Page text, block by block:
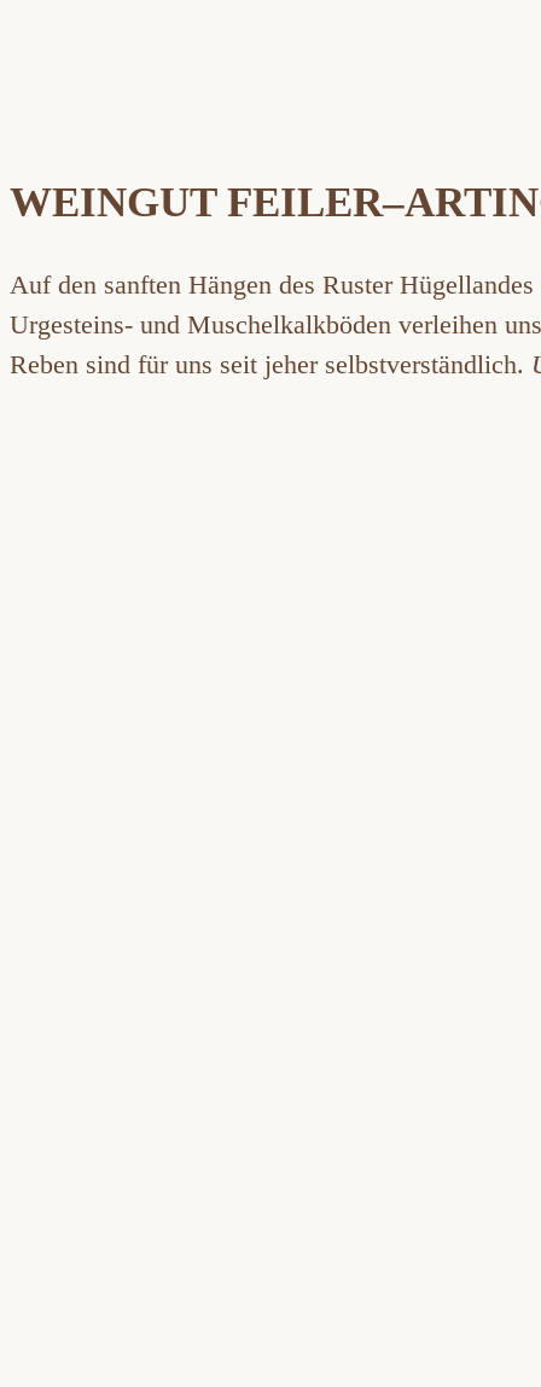
WEINGUT
Auf den sanften Hängen des Ruster
Urgesteins- und Muschelkalkböden verleihen
Reben sind für uns seit jeher selbstverständlich.